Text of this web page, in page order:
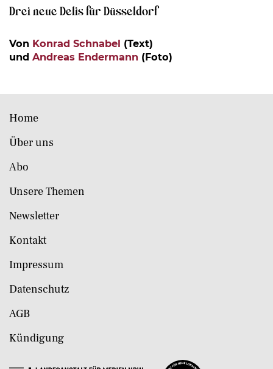
Drei neue Delis für Düsseldorf
Von Konrad Schnabel (Text)
und Andreas Endermann (Foto)
Home
Über uns
Abo
Unsere Themen
Newsletter
Kontakt
Impressum
Datenschutz
AGB
Kündigung